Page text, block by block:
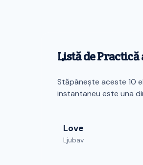
Listă de
Stăpânește aceste 10
instantaneu este una
Love
Ljubav